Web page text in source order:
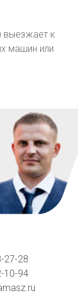
выезжает к
машин или
27-28
10-94